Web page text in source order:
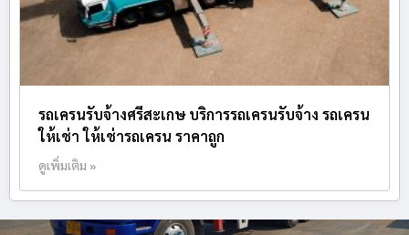
รถเครนรับจ้างศรีสะเกษ บริการรถเครนรับจ้าง รถเครน
ให้เช่า ให้เช่ารถเครน ราคาถูก
ดูเพิ่มเติม »